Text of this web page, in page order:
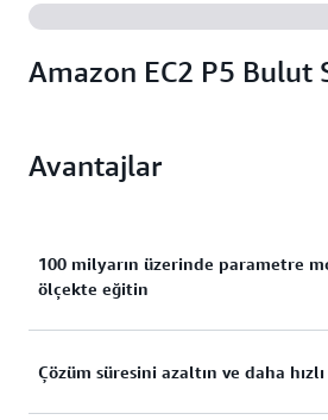
Amazon EC2 P5 Bulut
Avantajlar
100 milyarın üzerinde parametre
ölçekte eğitin
P5, P5e ve P5en bulut
Çözüm süresini azaltın ve daha